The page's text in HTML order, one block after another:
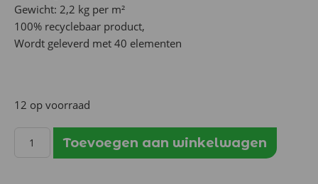
Gewicht: 2,2 kg per m²
100% recyclebaar product,
Wordt geleverd met 40 elementen
12 op voorraad
Mobiel
Toevoegen aan winkelwagen